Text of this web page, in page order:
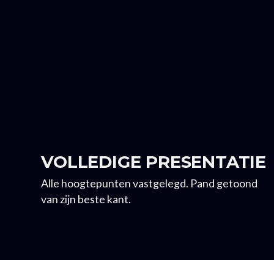
VOLLEDIGE PRESENTATIE
Alle hoogtepunten vastgelegd. Pand getoond
van zijn beste kant.